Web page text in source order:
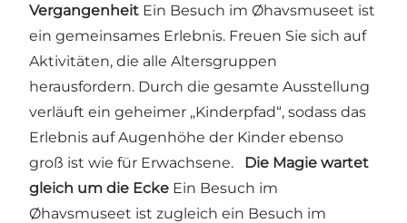
Vergangenheit Ein Besuch im Øhavsmuseet ist
ein gemeinsames Erlebnis. Freuen Sie sich auf
Aktivitäten, die alle Altersgruppen
herausfordern. Durch die gesamte Ausstellung
verläuft ein geheimer „Kinderpfad“, sodass das
Erlebnis auf Augenhöhe der Kinder ebenso
groß ist wie für Erwachsene. Die Magie wartet
gleich um die Ecke Ein Besuch im
Øhavsmuseet ist zugleich ein Besuch im